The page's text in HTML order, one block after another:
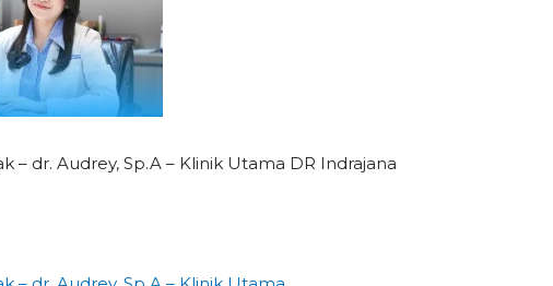
– dr. Audrey, Sp.A – Klinik Utama DR Indrajana